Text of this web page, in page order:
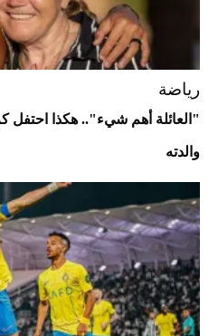
Aston Martin Valiant: على هوى الأبطال
رياضة
"العائلة أهم شيء".. هكذا احتفل
والدته